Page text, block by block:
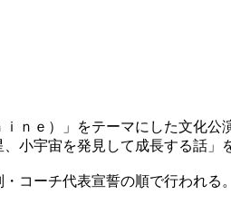
ｅ）」をテーマにした文化公
小宇宙を発見して成長する話」
コーチ代表宣誓の順で行われ